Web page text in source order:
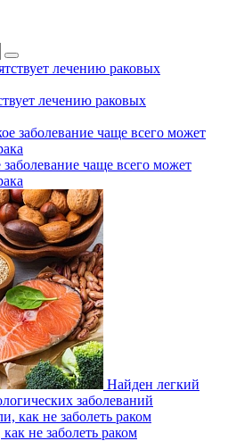
лечению раковых
чаще всего может
Найден легкий
заболеваний
не заболеть раком